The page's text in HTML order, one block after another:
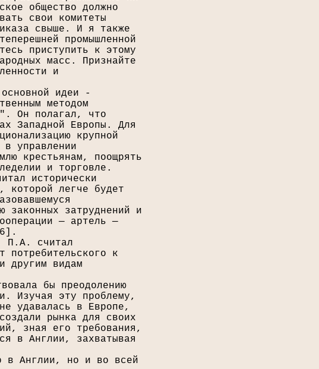
общество должно
свои комитеты
свыше. И я также
промышленной
приступить к этому
масс. Признайте
и
идеи -
методом
Он полагал, что
Западной Европы. Для
крупной
в управлении
крестьянам, поощрять
и торговле.
исторически
которой легче будет
законных затруднений и
— артель —
6 ].
П.А. считал
потребительского к
другим видам
бы преодолению
Изучая эту проблему,
удавалась в Европе,
рынка для своих
зная его требования,
в Англии, захватывая
в Англии, но и во всей